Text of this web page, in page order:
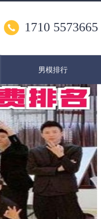
1710 5573665
男模排行